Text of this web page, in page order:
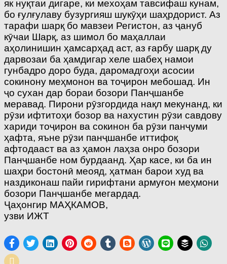
як нуқтаи дигаре, ки мехоҳам тавсифаш кунам,
бо ғулғулаву бузургияш шукӯҳи шаҳрдорист. Аз
тарафи шарқ бо мавзеи Регистон, аз ҷануб
кӯчаи Шарқ, аз шимол бо маҳаллаи
аҳолинишин ҳамсарҳад аст, аз ғарбу шарқ ду
дарвозаи ба ҳамдигар хеле шабеҳ намои
гунбадро доро буда, даромадгоҳи асосии
сокинону меҳмонон ва тоҷирон мебошад. Ин
ҷо сухан дар бораи бозори Панҷшанбе
меравад. Пирони рӯзгордида нақл мекунанд, ки
рӯзи ифтитоҳи бозор ва нахустин рӯзи савдову
хариди тоҷирон ва сокинон ба рӯзи панҷуми
ҳафта, яъне рӯзи панҷшанбе иттифоқ
афтодааст ва аз ҳамон лаҳза онро бозори
Панҷшанбе ном бурдаанд. Ҳар касе, ки ба ин
шаҳри бостонӣ меояд, ҳатман барои худ ва
наздиконаш пайи гирифтани армуғон меҳмони
бозори Панҷшанбе мегардад.
Ҷаҳонгир МАҲКАМОВ,
узви ИЖТ